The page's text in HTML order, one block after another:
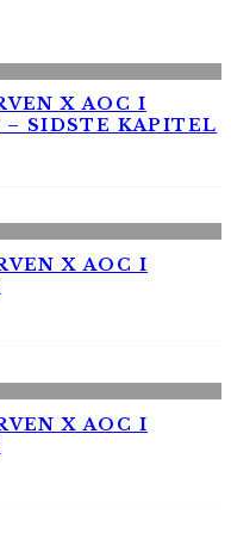
X AOC I
– SIDSTE KAPITEL
X AOC I
X AOC I